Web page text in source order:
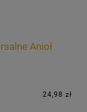
Anioł
24,98 zł